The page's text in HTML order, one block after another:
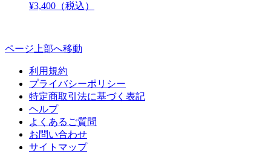
¥3,400（税込）
ページ上部へ移動
利用規約
プライバシーポリシー
特定商取引法に基づく表記
ヘルプ
よくあるご質問
お問い合わせ
サイトマップ